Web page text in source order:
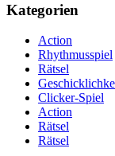
Kategorien
Action
Rhythmusspiel
Rätsel
Clicker-Spiel
Action
Rätsel
Rätsel